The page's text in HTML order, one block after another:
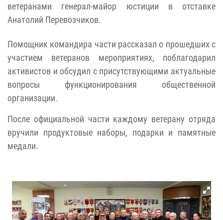
ветеранами генерал-майор юстиции в отставке
Анатолий Перевозчиков.
Помощник командира части рассказал о прошедших с
участием ветеранов мероприятиях, поблагодарил
активистов и обсудил с присутствующими актуальные
вопросы функционирования общественной
организации.
После официальной части каждому ветерану отряда
вручили продуктовые наборы, подарки и памятные
медали.